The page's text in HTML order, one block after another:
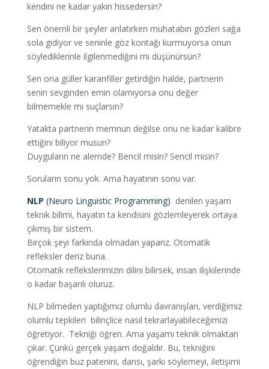
kendini ne kadar yakın hissedersin?
Sen önemli bir şeyler anlatırken muhatabın gözleri sağa
sola gidiyor ve seninle göz kontağı kurmuyorsa onun
söylediklerinle ilgilenmediğini mi düşünürsün?
Sen ona güller karanfiller getirdiğin halde, partnerin
senin sevginden emin olamıyorsa onu değer
bilmemekle mi suçlarsın?
Yatakta partnerin memnun değilse onu ne kadar kalibre
ettiğini biliyor musun?
Duyguların ne alemde? Bencil misin? Sencil misin?
Soruların sonu yok. Ama hayatının sonu var.
NLP (Neuro Linguistic Programming) denilen yaşam
teknik bilimi, hayatın ta kendisini gözlemleyerek ortaya
çıkmış bir sistem.
Birçok şeyi farkında olmadan yaparız. Otomatik
refleksler deriz buna.
Otomatik reflekslerimizin dilini bilirsek, insan ilişkilerinde
o kadar başarılı oluruz.
NLP bilmeden yaptığımız olumlu davranışları, verdiğimiz
olumlu tepkileri bilinçlice nasıl tekrarlayabileceğimizi
öğretiyor. Tekniği öğren. Ama yaşamı teknik olmaktan
çıkar. Çünkü gerçek yaşam doğaldır. Bu, tekniğini
öğrendiğin buz patenini, dansı, şarkı söylemeyi, iletişimi